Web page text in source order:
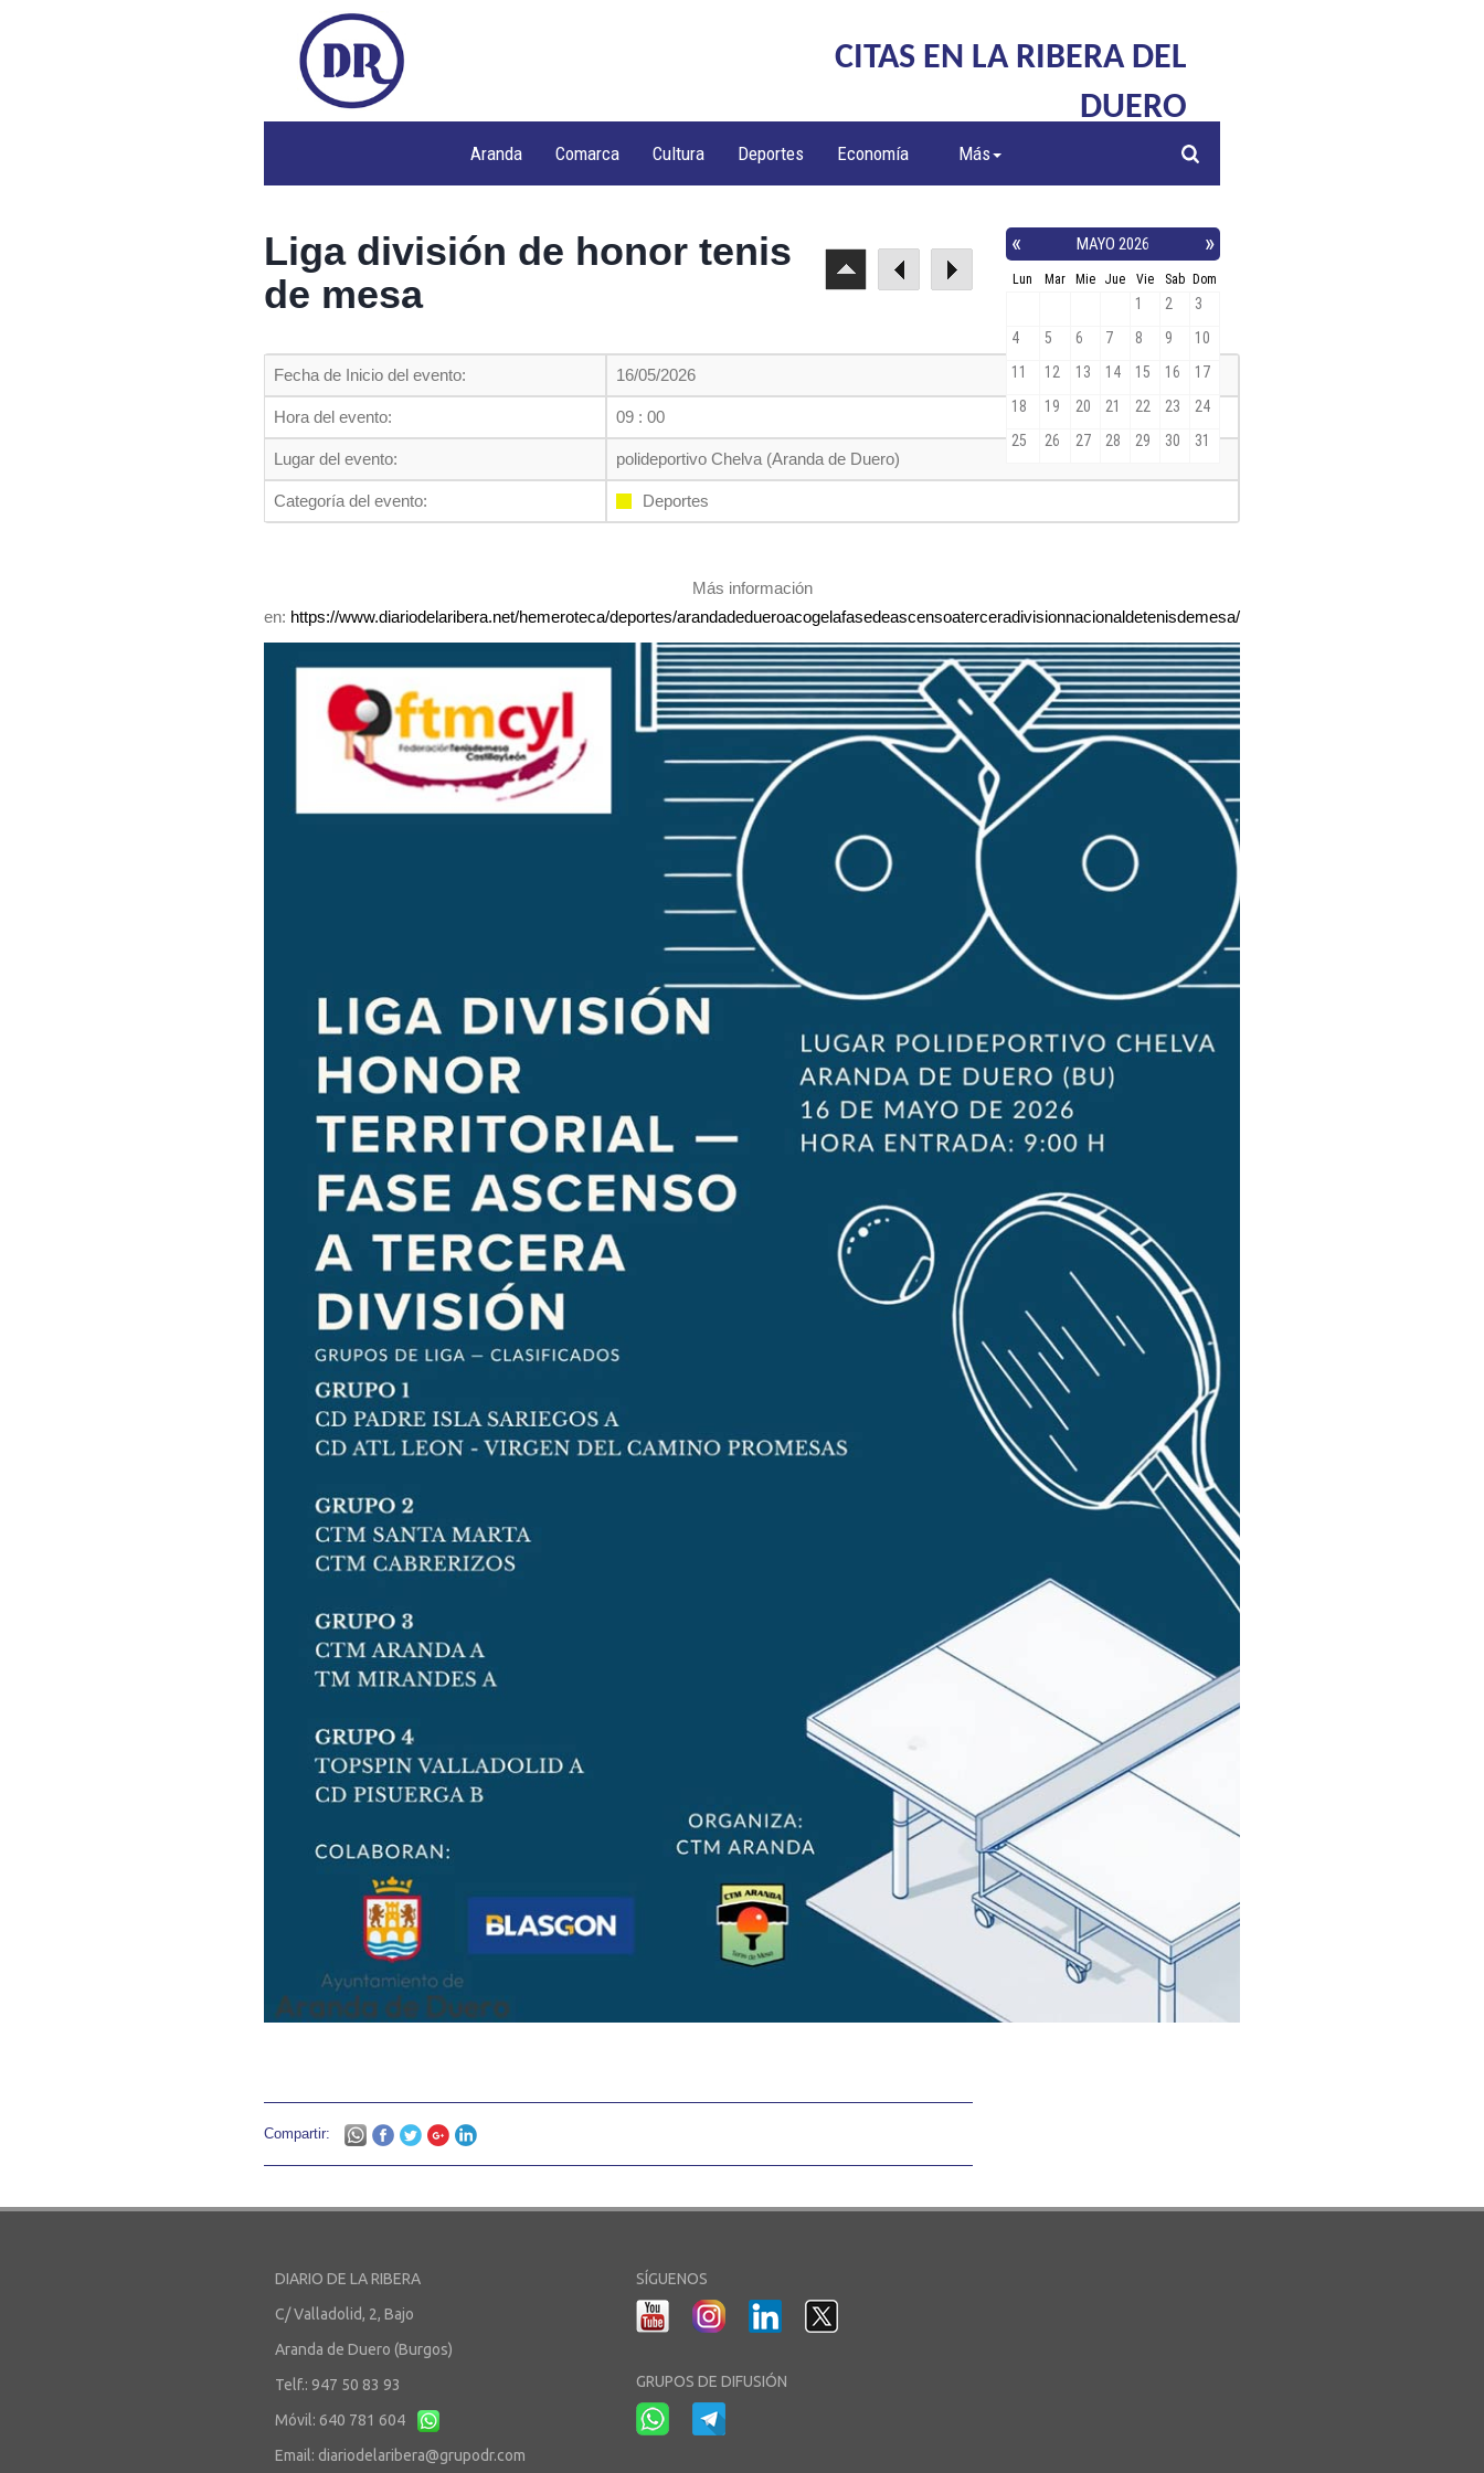
CITAS EN LA RIBERA DEL
DUERO
Aranda Comarca Cultura Deportes Economía Más
Liga división de honor tenis
de mesa
Fecha de Inicio del evento: 16/05/2026
Hora del evento: 09 : 00
Lugar del evento: polideportivo Chelva (Aranda de Duero)
Categoría del evento: Deportes
Más información
en: https://www.diariodelaribera.net/hemeroteca/deportes/arandadedueroacogelafasedeascensoaterceradivisionnacionaldetenisdemesa/
Compartir:
DIARIO DE LA RIBERA
C/ Valladolid, 2, Bajo
Aranda de Duero (Burgos)
Telf.: 947 50 83 93
Móvil: 640 781 604
Email: diariodelaribera@grupodr.com
SÍGUENOS
GRUPOS DE DIFUSIÓN